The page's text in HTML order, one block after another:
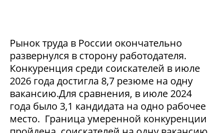
Рынок труда в России окончательно
развернулся в сторону работодателя.
Конкуренция среди соискателей в июле
2026 года достигла 8,7 резюме на одну
вакансию.Для сравнения, в июле 2024
года было 3,1 кандидата на одно рабочее
место. Граница умеренной конкуренции